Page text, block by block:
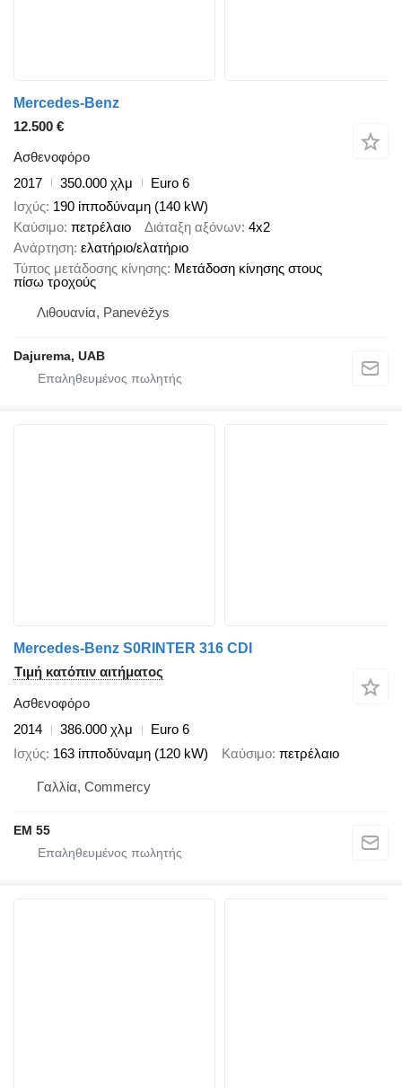
Mercedes-Benz
12.500 €
Ασθενοφόρο
2017
350.000 χλμ
Euro 6
Ισχύς 190 ίπποδύναμη (140 kW)
Καύσιμο πετρέλαιο Διάταξη αξόνων 4x2
Ανάρτηση ελατήριο/ελατήριο
Τύπος μετάδοσης κίνησης Μετάδοση κίνησης στους
πίσω τροχούς
Λιθουανία, Panevėžys
Dajurema, UAB
Mercedes-Benz S0RINTER 316 CDI
Τιμή κατόπιν αιτήματος
Ασθενοφόρο
2014
386.000 χλμ
Euro 6
Ισχύς 163 ίπποδύναμη (120 kW) Καύσιμο πετρέλαιο
Γαλλία, Commercy
EM 55